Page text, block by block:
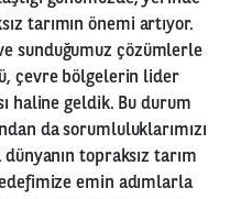
tarımın önemi artıyor.
sunduğumuz çözümlerle
çevre bölgelerin lider
haline geldik. Bu durum
da sorumluluklarımızı
dünyanın topraksız tarım
emin adımlarla